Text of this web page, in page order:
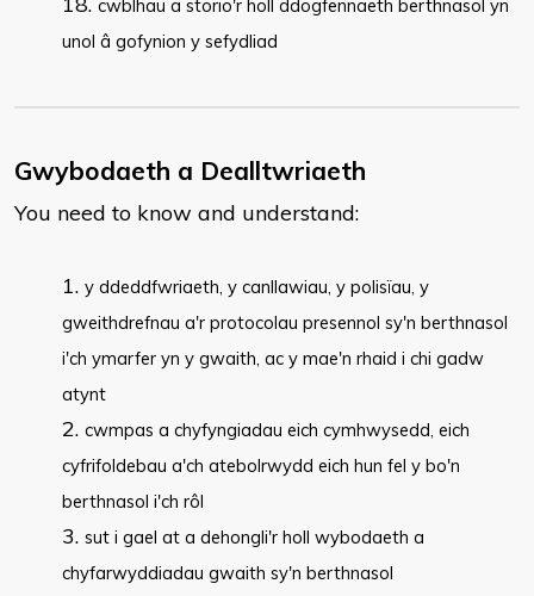
cwblhau a storio'r holl ddogfennaeth berthnasol yn
unol â gofynion y sefydliad
Gwybodaeth a Dealltwriaeth
You need to know and understand:
y ddeddfwriaeth, y canllawiau, y polisïau, y
gweithdrefnau a'r protocolau presennol sy'n berthnasol
i'ch ymarfer yn y gwaith, ac y mae'n rhaid i chi gadw
atynt
cwmpas a chyfyngiadau eich cymhwysedd, eich
cyfrifoldebau a'ch atebolrwydd eich hun fel y bo'n
berthnasol i'ch rôl
sut i gael at a dehongli'r holl wybodaeth a
chyfarwyddiadau gwaith sy'n berthnasol